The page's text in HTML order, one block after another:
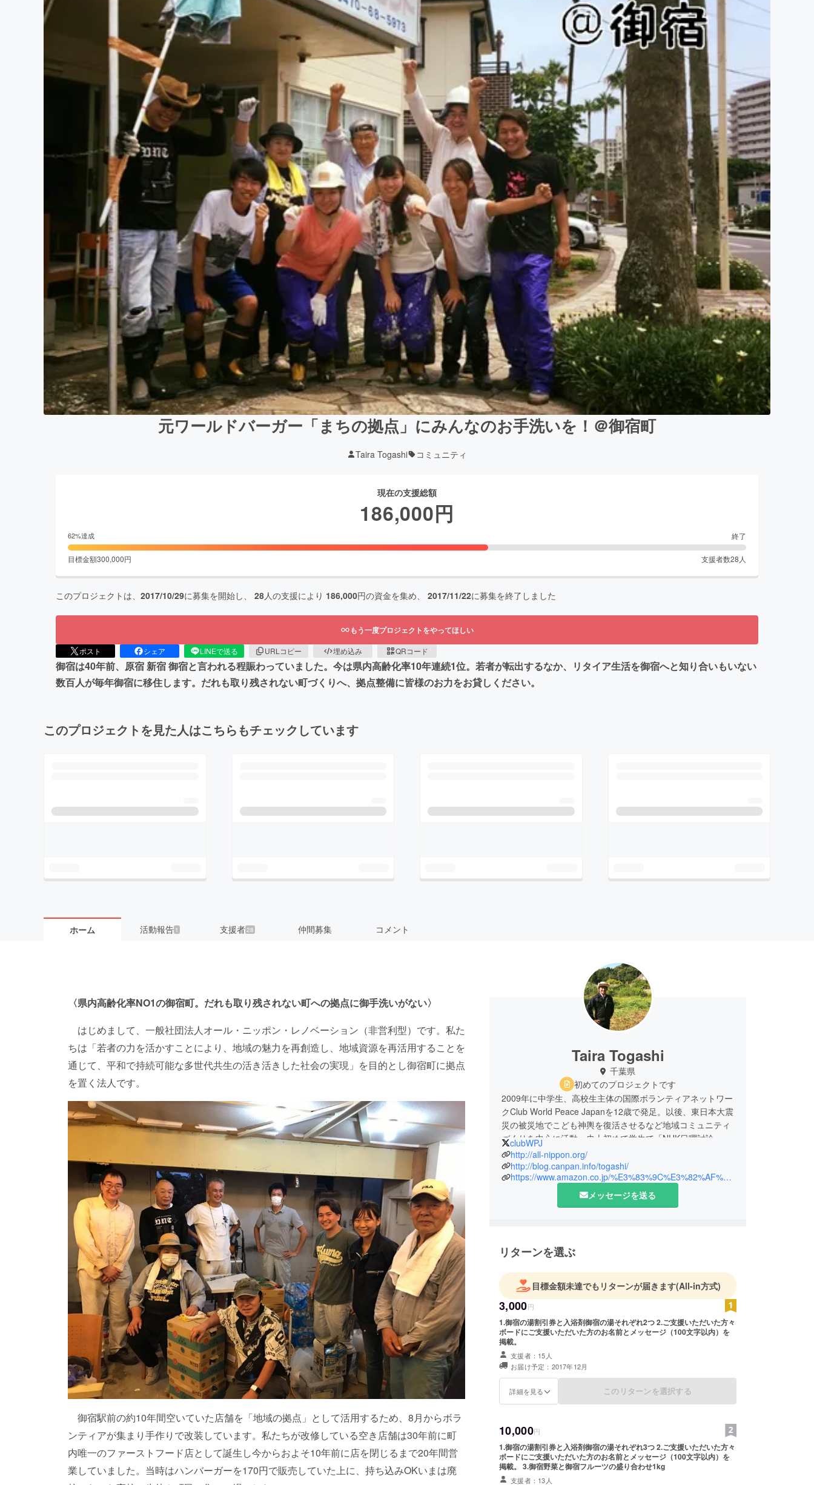
元ワールドバーガー「まちの拠点」にみんなのお手洗いを！＠御宿町
Taira Togashi コミュニティ
現在の支援総額
186,000円
62%達成 終了
目標金額300,000円 支援者数28 人
このプロジェクトは、 2017/10/29に募集を開始し、 28人の支援により 186,000円の資金を集め、 2017/11/22に募集を終了しました
もう一度プロジェクトをやってほしい
ポスト シェア LINEで送る URLコピー 埋め込み QRコード
御宿は40年前、原宿 新宿 御宿と言われる程賑わっていました。今は県内高齢化率10年連続1位。若者が転出するなか、リタイア生活を御宿へと知り合いもいない
数百人が毎年御宿に移住します。だれも取り残されない町づくりへ、拠点整備に皆様のお力をお貸しください。
このプロジェクトを見た人はこちらもチェックしています
ホーム 活動報告 1 支援者 28 仲間募集 コメント
〈県内高齢化率NO1の御宿町。だれも取り残されない町への拠点に御手洗いがない〉
はじめまして、一般社団法人オール・ニッポン・レノベーション（非営利型）です。私た
ちは「若者の力を活かすことにより、地域の魅力を再創造し、地域資源を再活用することを
通じて、平和で持続可能な多世代共生の活き活きした社会の実現」を目的とし御宿町に拠点
を置く法人です。
御宿駅前の約10年間空いていた店舗を「地域の拠点」として活用するため、8月からボラ
ンティアが集まり手作りで改装しています。私たちが改修している空き店舗は30年前に町
内唯一のファーストフード店として誕生し今からおよそ10年前に店を閉じるまで20年間営
業していました。当時はハンバーガーを170円で販売していた上に、持ち込みOKいまは廃
Taira Togashi
千葉県
初めてのプロジェクトです
2009年に中学生、高校生主体の国際ボランティアネットワー
クClub World Peace Japanを12歳で発足。以後、東日本大震
災の被災地でこども神輿を復活させるなど地域コミュニティ
づくりを中心に活動。史上初めて学生で「NHK日曜討論」に
出演したほか「あさイチ」や「プライムニュース」等でもス
タジオ出演。NHK首都圏スペシャルやTBS報道特集等で特
集。2016年の参議院議員重点政策の若者議会推進や若者担当
大臣・これに変わる部局の設置等を提案し反映させた。著書
に「ボクらのキボウ 政治のリアル」。外房経済新聞編集
ル・ニッポン・レノベーションを立ち上げる、現在代表理
事。
clubWPJ
http://all-nippon.org/
http://blog.canpan.info/togashi/
https://www.amazon.co.jp/%E3%83%9C%E3%82%AF%E3%82%89%E3%81%AE%E3%82%AD%E3%83%9C%E3%82%A6-%E6%94%BF%E6%B2%BB%E3%81%AE%E3%83%AA%E3%82%A2%E3%83%AB-%E5%AF%8C%E6%A8%AB-%E6%B3%B0%E8%89%AF/dp/4799319183
メッセージを送る
リターンを選ぶ
目標金額未達でもリターンが届きます(All-in方式)
3,000円
1.御宿の湯割引券と入浴剤御宿の湯それぞれ2つ 2.ご支援いただいた方々
ボードにご支援いただいた方のお名前とメッセージ（100文字以内）を
掲載。
支援者：15人
お届け予定：2017年12月
詳細を見る このリターンを選択する
10,000円
1.御宿の湯割引券と入浴剤御宿の湯それぞれ3つ 2.ご支援いただいた方々
ボードにご支援いただいた方のお名前とメッセージ（100文字以内）を
掲載。 3.御宿野菜と御宿フルーツの盛り合わせ1kg
支援者：13人